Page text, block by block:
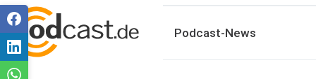
Podcast-News